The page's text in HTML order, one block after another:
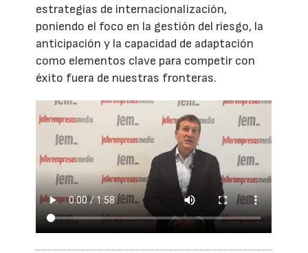
estrategias de internacionalización,
poniendo el foco en la gestión del riesgo, la
anticipación y la capacidad de adaptación
como elementos clave para competir con
éxito fuera de nuestras fronteras.